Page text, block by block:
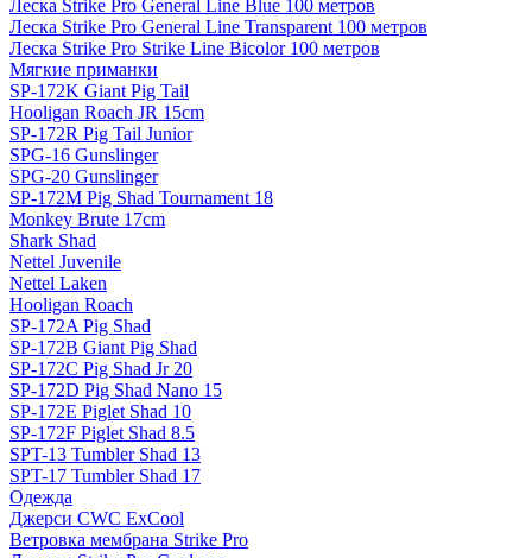
Леска Strike Pro General Line Blue 100 метров
Леска Strike Pro General Line Transparent 100 метров
Леска Strike Pro Strike Line Bicolor 100 метров
Мягкие приманки
SP-172K Giant Pig Tail
Hooligan Roach JR 15cm
SP-172R Pig Tail Junior
SPG-16 Gunslinger
SPG-20 Gunslinger
SP-172M Pig Shad Tournament 18
Monkey Brute 17cm
Shark Shad
Nettel Juvenile
Nettel Laken
Hooligan Roach
SP-172A Pig Shad
SP-172B Giant Pig Shad
SP-172C Pig Shad Jr 20
SP-172D Pig Shad Nano 15
SP-172E Piglet Shad 10
SP-172F Piglet Shad 8.5
SPT-13 Tumbler Shad 13
SPT-17 Tumbler Shad 17
Одежда
Джерси CWC ExCool
Ветровка мембрана Strike Pro